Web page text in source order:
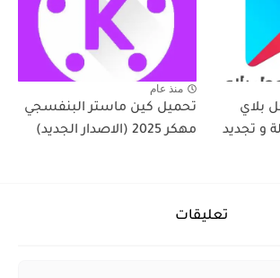
بلاي
(شغالة و تجديد
منذ عام
تحميل كين ماستر البنفسجي
مهكر 2025 (الاصدار الجديد)
تعليقات